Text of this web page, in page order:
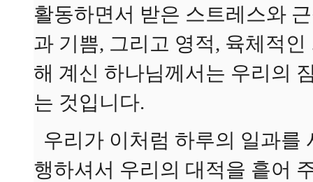
활동하면서 받은 스트레스와
과 기쁨, 그리고 영적, 육체적
해 계신 하나님께서는 우리의
는 것입니다.
우리가 이처럼 하루의 일과를
행하셔서 우리의 대적을 흩어